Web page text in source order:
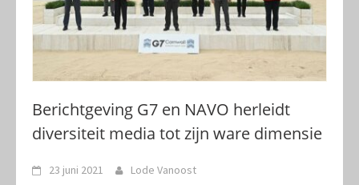
Berichtgeving G7 en NAVO herleidt
diversiteit media tot zijn ware dimensie
23 juni 2021 Lode Vanoost